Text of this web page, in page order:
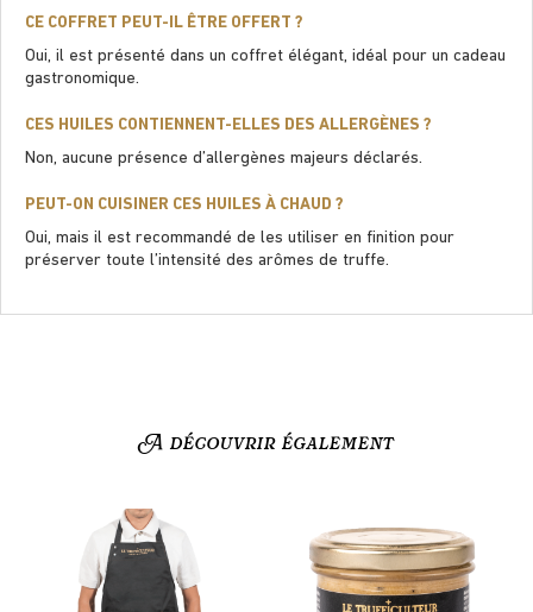
CE COFFRET PEUT-IL ÊTRE OFFERT ?
Oui, il est présenté dans un coffret élégant, idéal pour un cadeau
gastronomique.
CES HUILES CONTIENNENT-ELLES DES ALLERGÈNES ?
Non, aucune présence d’allergènes majeurs déclarés.
PEUT-ON CUISINER CES HUILES À CHAUD ?
Oui, mais il est recommandé de les utiliser en finition pour
préserver toute l’intensité des arômes de truffe.
A découvrir également